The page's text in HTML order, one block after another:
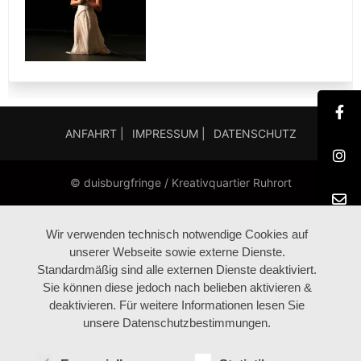
ANFAHRT | IMPRESSUM | DATENSCHUTZ
© duisburgfringe / Kreativquartier Ruhrort
Wir verwenden technisch notwendige Cookies auf
unserer Webseite sowie externe Dienste.
Standardmäßig sind alle externen Dienste deaktiviert.
Sie können diese jedoch nach belieben aktivieren &
deaktivieren. Für weitere Informationen lesen Sie
unsere Datenschutzbestimmungen.